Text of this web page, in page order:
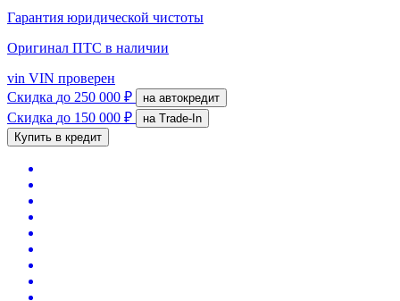
Гарантия юридической чистоты
Оригинал ПТС в наличии
vin VIN проверен
Скидка до 250 000 ₽ на автокредит
Скидка до 150 000 ₽
на Trade-In
Купить в кредит